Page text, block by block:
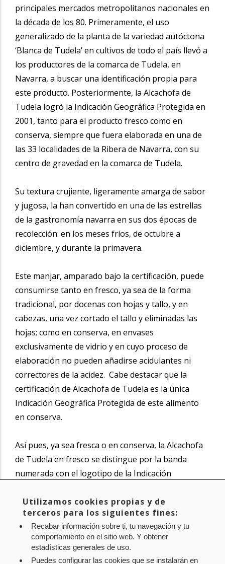
principales mercados metropolitanos nacionales en
la década de los 80. Primeramente, el uso
generalizado de la planta de la variedad autóctona
‘Blanca de Tudela’ en cultivos de todo el país llevó a
los productores de la comarca de Tudela, en
Navarra, a buscar una identificación propia para
este producto. Posteriormente, la Alcachofa de
Tudela logró la Indicación Geográfica Protegida en
2001, tanto para el producto fresco como en
conserva, siempre que fuera elaborada en una de
las 33 localidades de la Ribera de Navarra, con su
centro de gravedad en la comarca de Tudela.
Su textura crujiente, ligeramente amarga de sabor
y jugosa, la han convertido en una de las estrellas
de la gastronomía navarra en sus dos épocas de
recolección: en los meses fríos, de octubre a
diciembre, y durante la primavera.
Este manjar, amparado bajo la certificación, puede
consumirse tanto en fresco, ya sea de la forma
tradicional, por docenas con hojas y tallo, y en
cabezas, una vez cortado el tallo y eliminadas las
hojas; como en conserva, en envases
exclusivamente de vidrio y en cuyo proceso de
elaboración no pueden añadirse acidulantes ni
correctores de la acidez. Cabe destacar que la
certificación de Alcachofa de Tudela es la única
Indicación Geográfica Protegida de este alimento
en conserva.
Así pues, ya sea fresca o en conserva, la Alcachofa
de Tudela en fresco se distingue por la banda
numerada con el logotipo de la Indicación
emplea una contraetiqueta numerada, ambas son
proporcionas por el Consejo Regulador.
Noticia original dewww.navarra.es
Utilizamos cookies propias y de
terceros para los siguientes fines:
Recabar información sobre ti, tu navegación y tu
comportamiento en el sitio web. Y obtener
estadísticas generales de uso.
Puedes configurar las cookies que se instalarán en